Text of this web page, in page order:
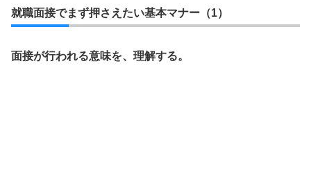
就職面接でまず押さえたい基本マナー（1）
面接が行われる意味を、理解する。